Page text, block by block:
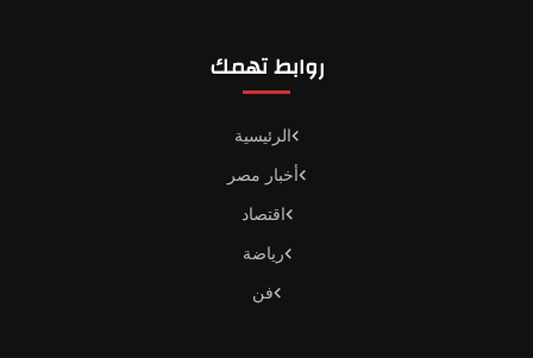
روابط تهمك
الرئيسية
أخبار مصر
اقتصاد
رياضة
فن